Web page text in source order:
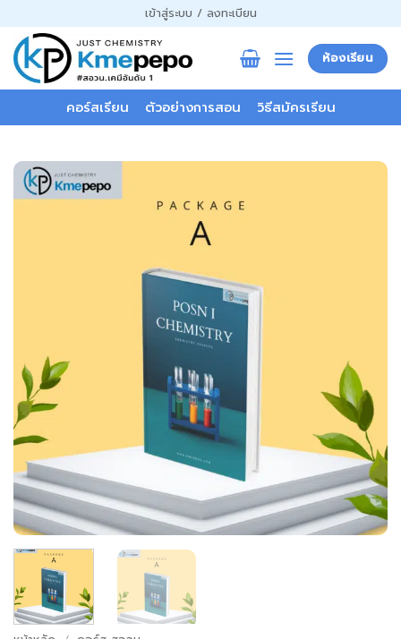
ไป
ยัง
เนื้อหา
เข้าสู่ระบบ / ลงทะเบียน
ห้องเรียน
คอร์สเรียน ตัวอย่างการสอน วิธีสมัครเรียน